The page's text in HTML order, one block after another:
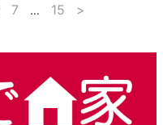
7 … 15 >